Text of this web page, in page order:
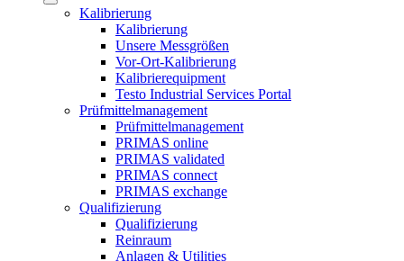
Kalibrierung
Kalibrierung
Unsere Messgrößen
Vor-Ort-Kalibrierung
Kalibrierequipment
Testo Industrial Services Portal
Prüfmittelmanagement
Prüfmittelmanagement
PRIMAS online
PRIMAS validated
PRIMAS connect
PRIMAS exchange
Qualifizierung
Qualifizierung
Reinraum
Anlagen & Utilities